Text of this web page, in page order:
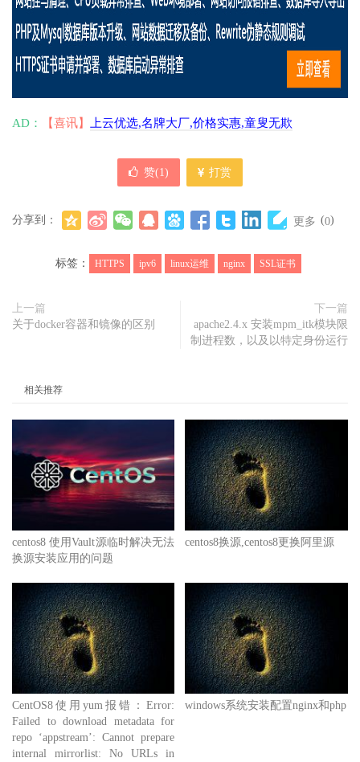
AD： 【喜讯】 上云优选,名牌大厂,价格实惠,童叟无欺
赞(1) 打赏
分享到： 更多 (0)
标签： HTTPS ipv6 linux运维 nginx SSL证书
上一篇
关于docker容器和镜像的区别
下一篇
apache2.4.x 安装mpm_itk模块限
制进程数，以及以特定身份运行
相关推荐
centos8 使用Vault源临时解决无法
换源安装应用的问题
centos8换源,centos8更换阿里源
CentOS8使用yum报错：Error:
Failed to download metadata for
repo ‘appstream’: Cannot prepare
internal mirrorlist: No URLs in
windows系统安装配置nginx和php